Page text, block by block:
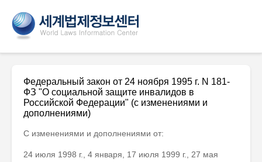
Федеральный закон от 24 ноября 1995 г. N 181-
ФЗ "О социальной защите инвалидов в
Российской Федерации" (с изменениями и
дополнениями)
С изменениями и дополнениями от:
24 июля 1998 г., 4 января, 17 июля 1999 г., 27 мая